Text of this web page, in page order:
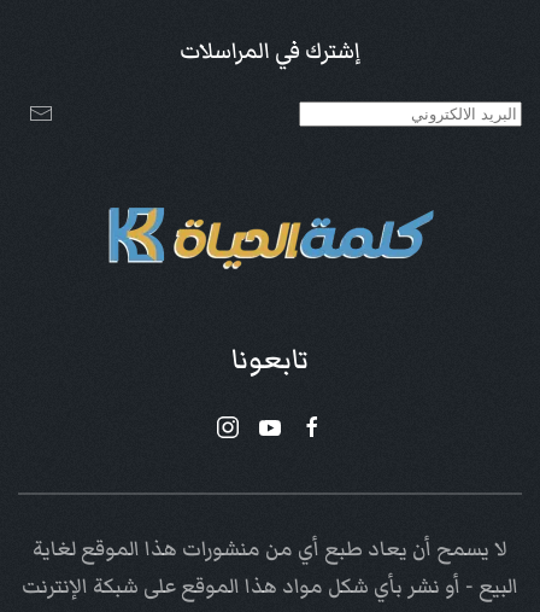
إشترك في المراسلات
تابعونا
لا يسمح أن يعاد طبع أي من منشورات هذا الموقع لغاية
البيع - أو نشر بأي شكل مواد هذا الموقع على شبكة الإنترنت